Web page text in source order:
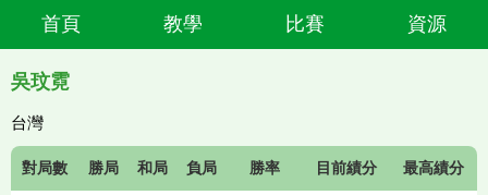
首頁 教學 比賽 資源
吳玟霓
台灣
對局數 勝局 和局 負局 勝率 目前績分 最高績分